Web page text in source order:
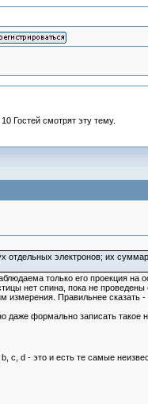
Гостей смотрят эту тему.
электронов; их
только его проекция на
нет спина, пока не
Правильнее сказать -
формально записать такое
c, d - это и есть те самые